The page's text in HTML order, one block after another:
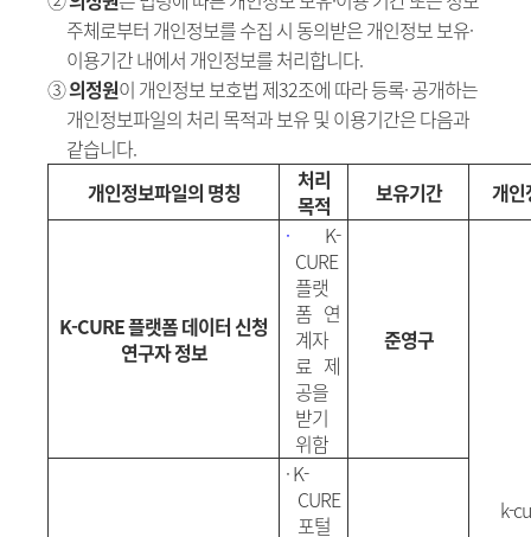
주체로부터 개인정보를 수집 시 동의받은 개인정보 보유·
이용기간 내에서 개인정보를 처리합니다.
③의정원이 개인정보 보호법 제32조에 따라 등록· 공개하는
개인정보파일의 처리 목적과 보유 및 이용기간은 다음과
같습니다.
개인정보파일의 명칭
처리
목적
보유기간 개인
K-CURE플랫폼 데이터 신청
연구자 정보
· K-
CURE
플랫
폼 연
계자
료 제
공을
받기
위함
준영구
k-
·K-
CURE
포털